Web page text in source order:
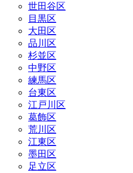
世田谷区
目黒区
大田区
品川区
杉並区
中野区
練馬区
台東区
江戸川区
葛飾区
荒川区
江東区
墨田区
足立区